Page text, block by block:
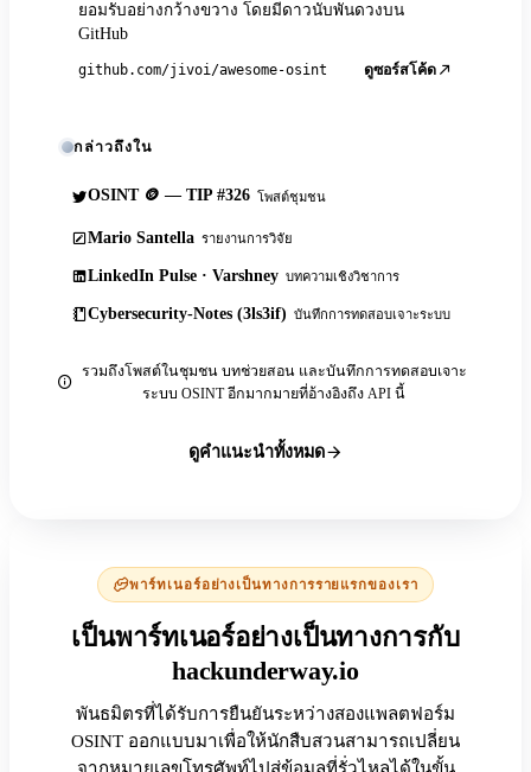
ยอมรับอย่างกว้างขวาง โดยมีดาวนับพันดวงบน
GitHub
github.com/jivoi/awesome-osint ดูซอร์สโค้ด
กล่าวถึงใน
OSINT 🪙 — TIP #326 โพสต์ชุมชน
Mario Santella รายงานการวิจัย
LinkedIn Pulse · Varshney บทความเชิงวิชาการ
Cybersecurity-Notes (3ls3if) บันทึกการทดสอบเจาะระบบ
รวมถึงโพสต์ในชุมชน บทช่วยสอน และบันทึกการทดสอบเจาะ
ระบบ OSINT อีกมากมายที่อ้างอิงถึง API นี้
ดูคำแนะนำทั้งหมด
พาร์ทเนอร์อย่างเป็นทางการรายแรกของเรา
เป็นพาร์ทเนอร์อย่างเป็นทางการกับ
hackunderway.io
พันธมิตรที่ได้รับการยืนยันระหว่างสองแพลตฟอร์ม
OSINT ออกแบบมาเพื่อให้นักสืบสวนสามารถเปลี่ยน